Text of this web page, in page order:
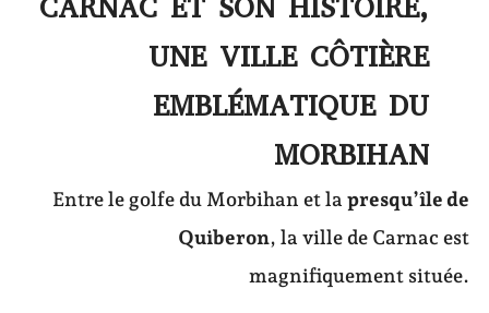
CARNAC ET SON HISTOIRE,
UNE VILLE CÔTIÈRE
EMBLÉMATIQUE DU
MORBIHAN
Entre le golfe du Morbihan et lapresqu’île de
Quiberon, la ville de Carnac est
magnifiquement située.